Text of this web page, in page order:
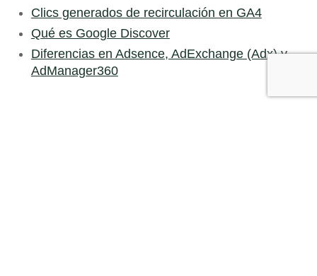
Clics generados de recirculación en GA4
Qué es Google Discover
Diferencias en Adsence, AdExchange (Adx) y
AdManager360